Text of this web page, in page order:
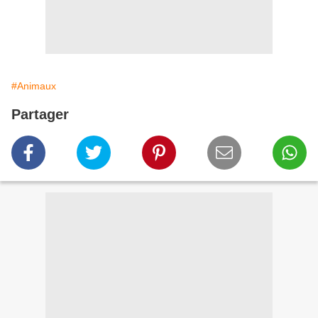
#Animaux
Partager